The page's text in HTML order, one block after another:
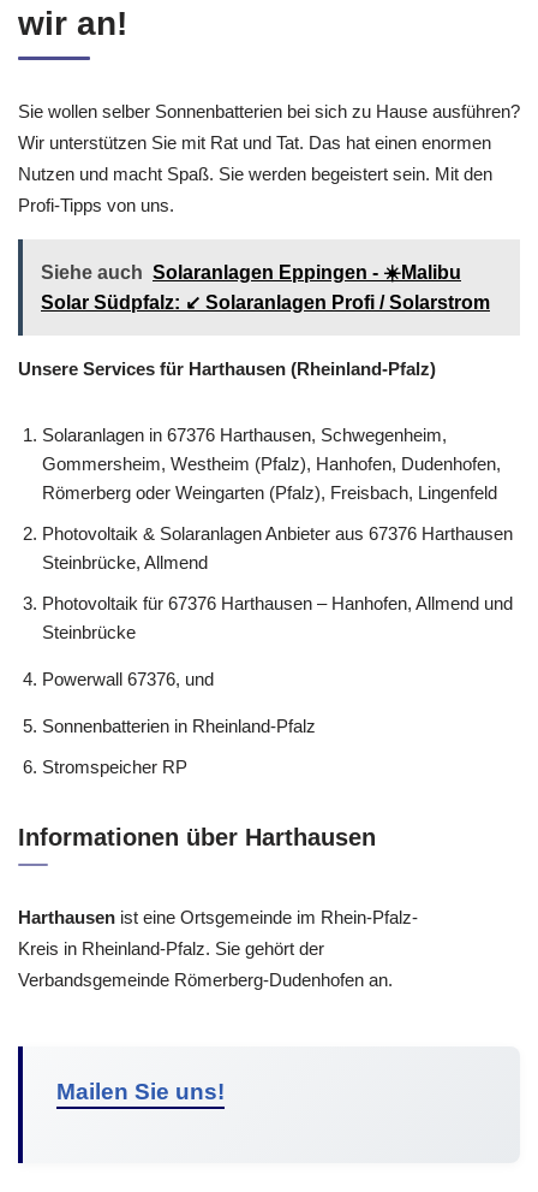
wir an!
Sie wollen selber Sonnenbatterien bei sich zu Hause ausführen?
Wir unterstützen Sie mit Rat und Tat. Das hat einen enormen
Nutzen und macht Spaß. Sie werden begeistert sein. Mit den
Profi-Tipps von uns.
Siehe auch Solaranlagen Eppingen - ☀️Malibu
Solar Südpfalz: ↙️ Solaranlagen Profi / Solarstrom
Unsere Services für Harthausen (Rheinland-Pfalz)
Solaranlagen in 67376 Harthausen, Schwegenheim,
Gommersheim, Westheim (Pfalz), Hanhofen, Dudenhofen,
Römerberg oder Weingarten (Pfalz), Freisbach, Lingenfeld
Photovoltaik & Solaranlagen Anbieter aus 67376 Harthausen
Steinbrücke, Allmend
Photovoltaik für 67376 Harthausen – Hanhofen, Allmend und
Steinbrücke
Powerwall 67376, und
Sonnenbatterien in Rheinland-Pfalz
Stromspeicher RP
Informationen über Harthausen
Harthausen ist eine Ortsgemeinde im Rhein-Pfalz-
Kreis in Rheinland-Pfalz. Sie gehört der
Verbandsgemeinde Römerberg-Dudenhofen an.
Mailen Sie uns!